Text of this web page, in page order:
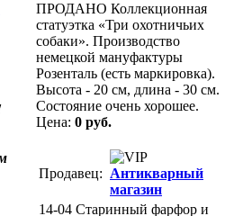
ПРОДАНО Коллекционная
статуэтка «Три охотничьих
собаки». Производство
немецкой мануфактуры
Розенталь (есть маркировка).
Высота - 20 см, длина - 30 см.
Состояние очень хорошее.
Цена: 0 руб.
Продавец: Антикварный
магазин
14-04 Старинный фарфор и